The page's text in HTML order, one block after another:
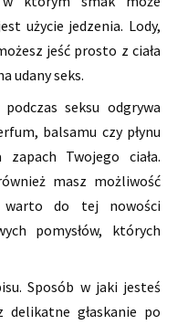
użycie jedzenia. Lody,
jeść prosto z ciała
udany seks.
seksu odgrywa
balsamu czy płynu
Twojego ciała.
masz możliwość
warto do tej nowości
pomysłów, których
Sposób w jaki jesteś
głaskanie po